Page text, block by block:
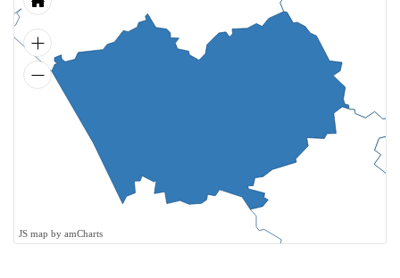
JS map by amCharts